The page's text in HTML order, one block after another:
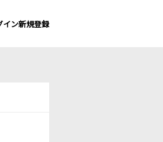
イン新規登録